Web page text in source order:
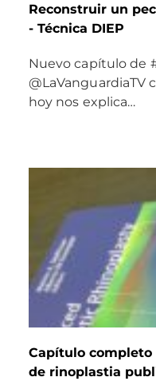
Reconstruir un
- Técnica DIEP
Nuevo capítulo de
@LaVanguardiaTV
hoy nos explica…
Capítulo completo
de rinoplastia